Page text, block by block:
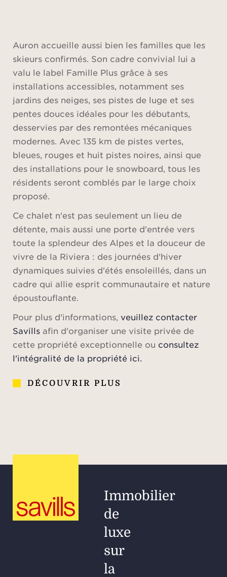
Auron accueille aussi bien les familles que les
skieurs confirmés. Son cadre convivial lui a
valu le label Famille Plus grâce à ses
installations accessibles, notamment ses
jardins des neiges, ses pistes de luge et ses
pentes douces idéales pour les débutants,
desservies par des remontées mécaniques
modernes. Avec 135 km de pistes vertes,
bleues, rouges et huit pistes noires, ainsi que
des installations pour le snowboard, tous les
résidents seront comblés par le large choix
proposé.
Ce chalet n'est pas seulement un lieu de
détente, mais aussi une porte d'entrée vers
toute la splendeur des Alpes et la douceur de
vivre de la Riviera : des journées d'hiver
dynamiques suivies d'étés ensoleillés, dans un
cadre qui allie esprit communautaire et nature
époustouflante.
Pour plus d'informations, veuillez contacter
Savills afin d'organiser une visite privée de
cette propriété exceptionnelle ou consultez
l'intégralité de la propriété ici.
DÉCOUVRIR PLUS
Immobilier
de
luxe
sur
la